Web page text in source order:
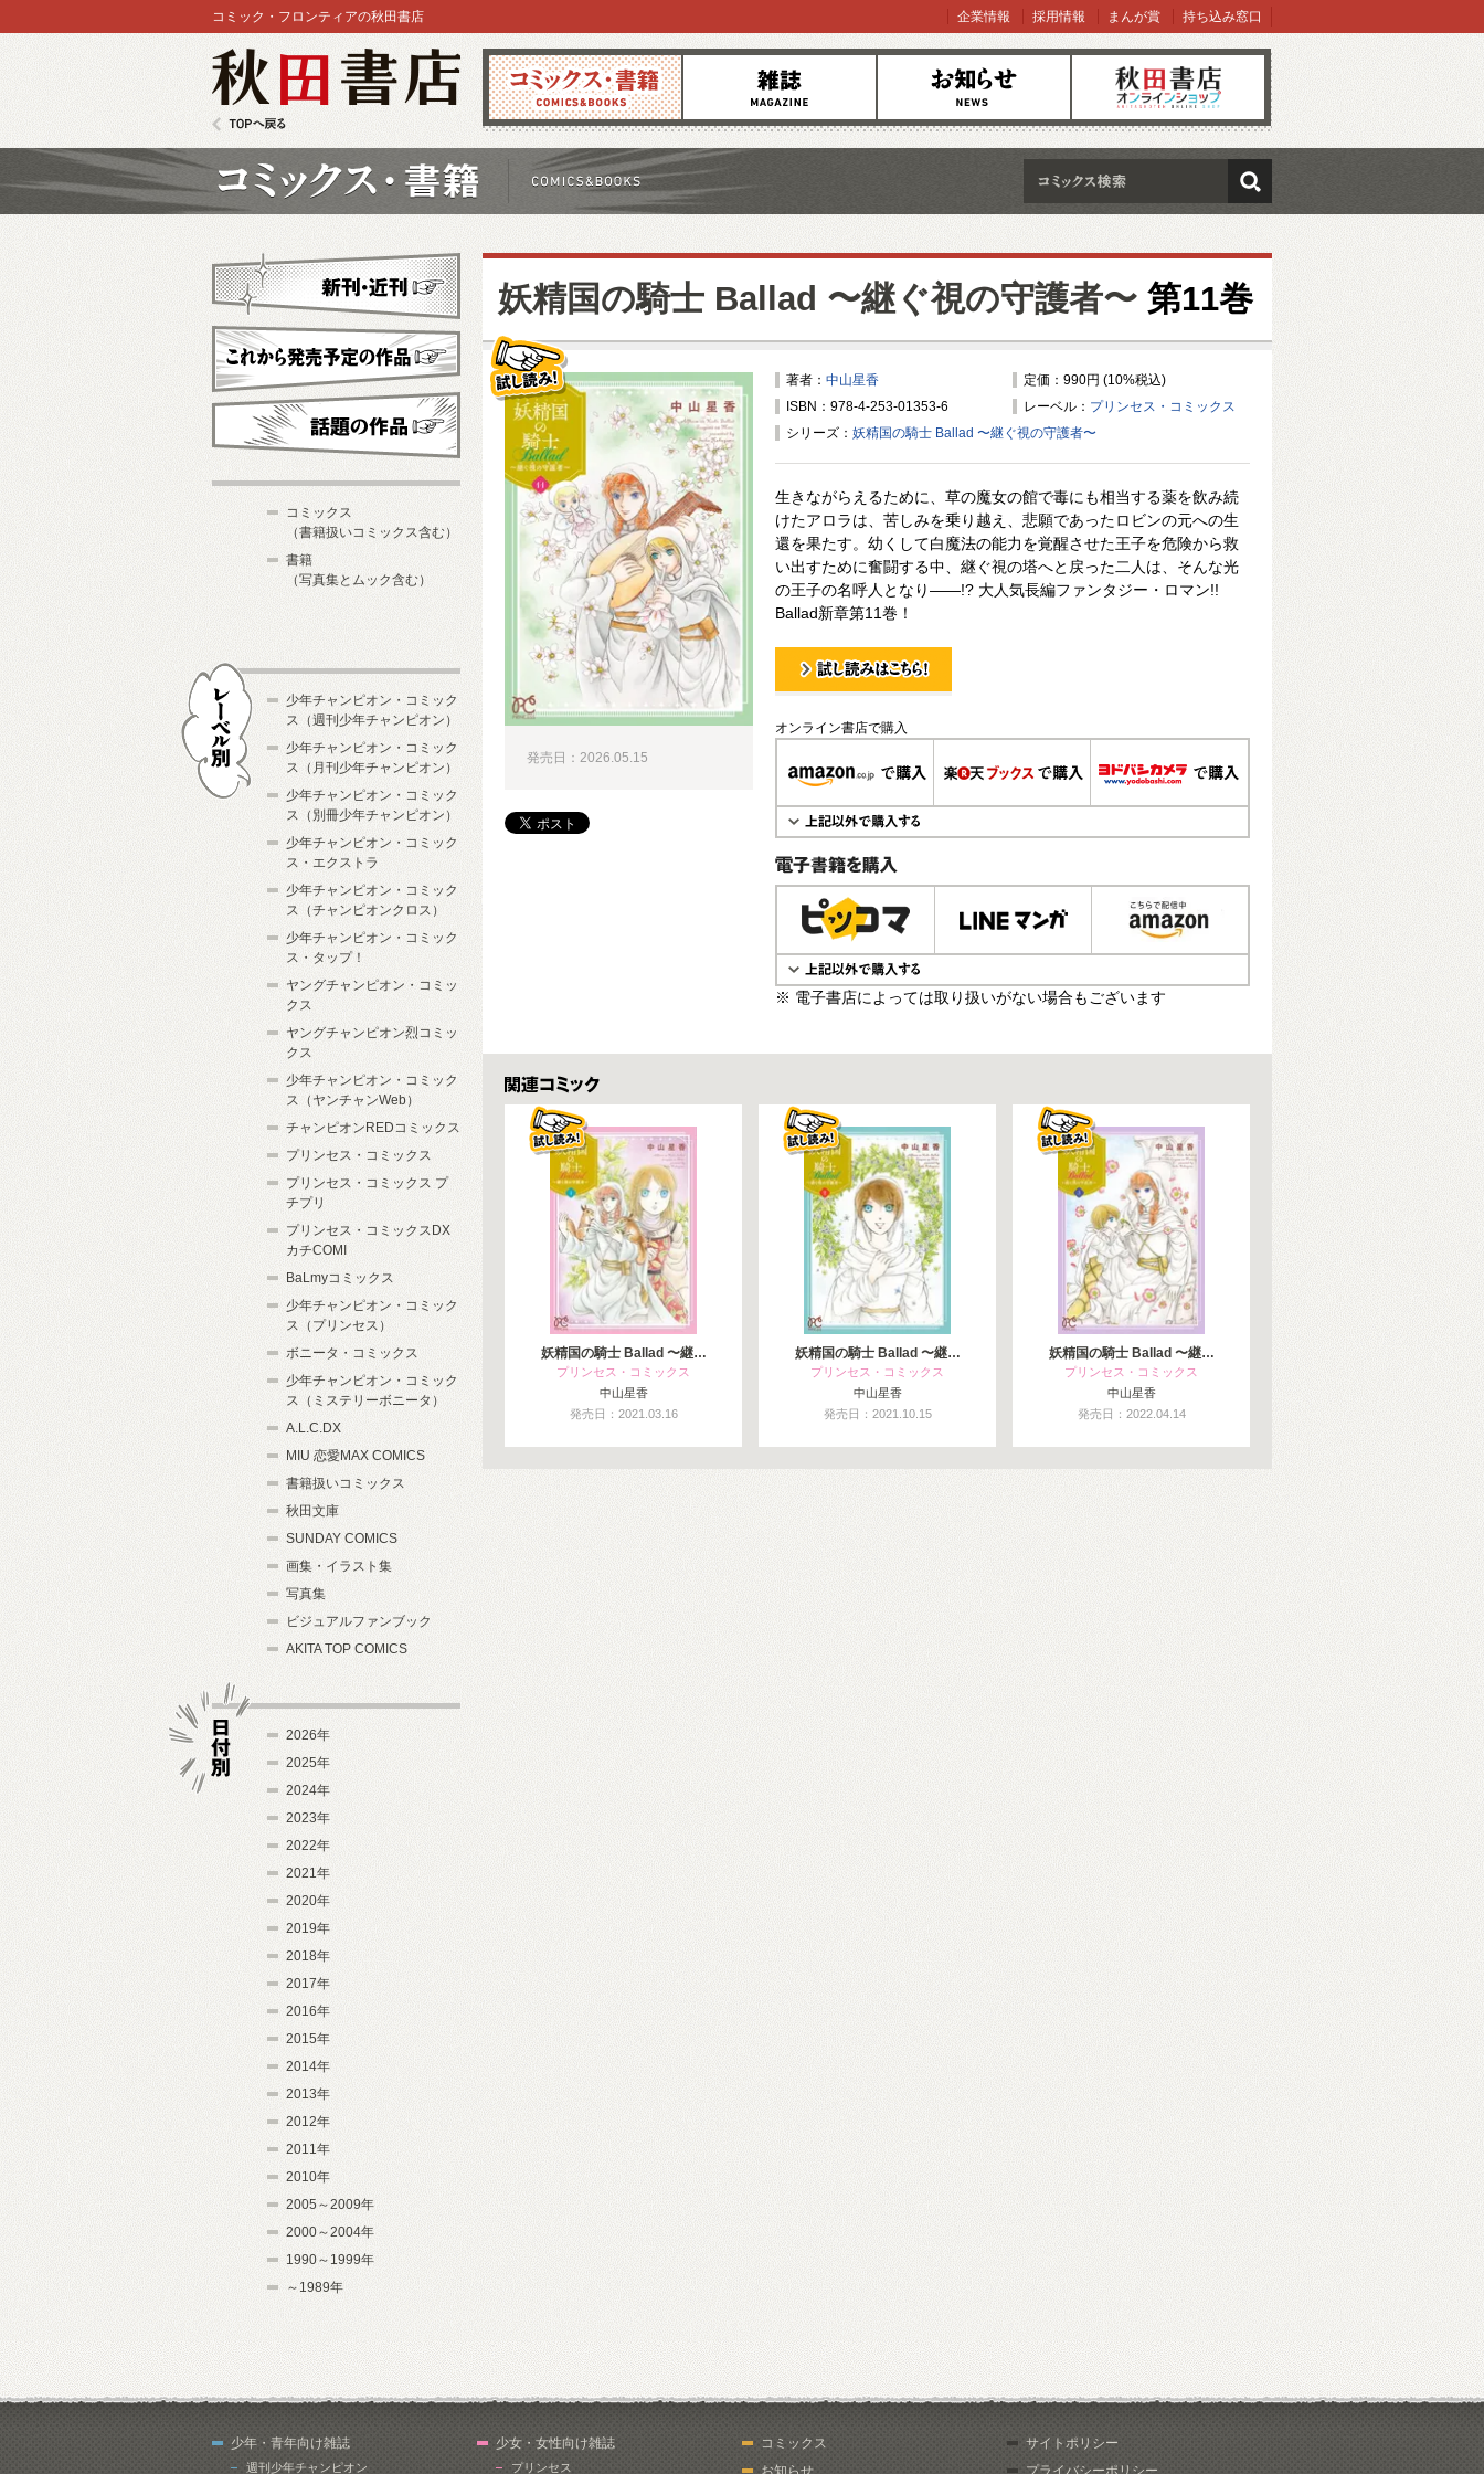
コミックス 雑誌 お知らせ オンラインショップ
コミック・フロンティアの秋田書店 企業情報 採用情報 まんが賞 持ち込み窓口
検索
妖精国の騎士 Ballad 〜継ぐ視の守護者〜 第11巻
著者： 中山星香
定価：990円 (10%税込)
ISBN：978-4-253-01353-6
レーベル： プリンセス・コミックス
シリーズ： 妖精国の騎士 Ballad 〜継ぐ視の守護者〜
生きながらえるために、草の魔女の館で毒にも相当する薬を飲み続
けたアロラは、苦しみを乗り越え、悲願であったロビンの元への生
還を果たす。幼くして白魔法の能力を覚醒させた王子を危険から救
い出すために奮闘する中、継ぐ視の塔へと戻った二人は、そんな光
の王子の名呼人となり――!? 大人気長編ファンタジー・ロマン!!
Ballad新章第11巻！
試し読み！
オンライン書店で購入
電子書籍で購入
※ 電子書店によっては取り扱いがない場合もございます
発売日：2026.05.15
関連コミックス
妖精国の騎士 Ballad 〜継…
プリンセス・コミックス
中山星香
発売日：2021.03.16
妖精国の騎士 Ballad 〜継…
プリンセス・コミックス
中山星香
発売日：2021.10.15
妖精国の騎士 Ballad 〜継…
プリンセス・コミックス
中山星香
発売日：2022.04.14
新刊・近刊
これから発売予定
コミックス
（書籍扱いコミックス含む）
書籍
（写真集とムック含む）
少年チャンピオン・コミック
ス（週刊少年チャンピオン）
少年チャンピオン・コミック
ス（月刊少年チャンピオン）
少年チャンピオン・コミック
ス（別冊少年チャンピオン）
少年チャンピオン・コミック
ス・エクストラ
少年チャンピオン・コミック
ス（チャンピオンクロス）
少年チャンピオン・コミック
ス・タップ！
ヤングチャンピオン・コミッ
クス
ヤングチャンピオン烈コミッ
クス
少年チャンピオン・コミック
ス（ヤンチャンWeb）
チャンピオンREDコミックス
プリンセス・コミックス
プリンセス・コミックス プ
チプリ
プリンセス・コミックスDX
カチCOMI
BaLmyコミックス
少年チャンピオン・コミック
ス（プリンセス）
ボニータ・コミックス
少年チャンピオン・コミック
ス（ミステリーボニータ）
A.L.C.DX
MIU 恋愛MAX COMICS
書籍扱いコミックス
秋田文庫
SUNDAY COMICS
画集・イラスト集
写真集
ビジュアルファンブック
AKITA TOP COMICS
2026年
2025年
2024年
2023年
2022年
2021年
2020年
2019年
2018年
2017年
2016年
2015年
2014年
2013年
2012年
2011年
2010年
2005～2009年
2000～2004年
1990～1999年
～1989年
少年・青年向け雑誌
週刊少年チャンピオン
少女・女性向け雑誌
プリンセス
コミックス
お知らせ
サイトポリシー
プライバシーポリシー